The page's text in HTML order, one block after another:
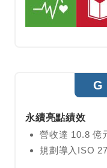
G
永續亮點績效
營收達 10.8 億
規劃導入ISO